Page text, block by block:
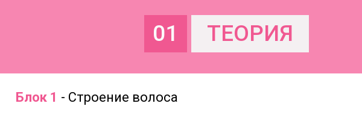
ТЕОРИЯ
01
Блок 1 - Строение волоса